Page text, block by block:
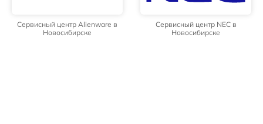
Сервисный центр Alienware в
Новосибирске
Сервисный центр NEC в
Новосибирске